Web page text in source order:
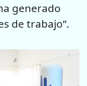
generado
de trabajo”.